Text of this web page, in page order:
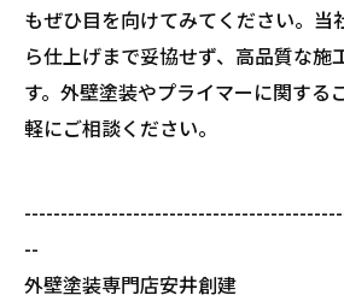
もぜひ目を向けてみてください。当
ら仕上げまで妥協せず、高品質な施
す。外壁塗装やプライマーに関する
軽にご相談ください。
--
外壁塗装専門店安井創建